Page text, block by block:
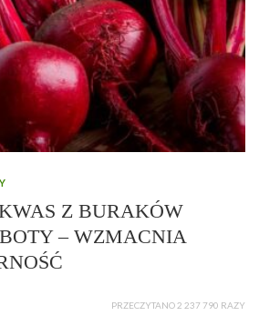
Z BURAKÓW
– WZMACNIA
PRZECZYTANO 2 237 790 RAZY